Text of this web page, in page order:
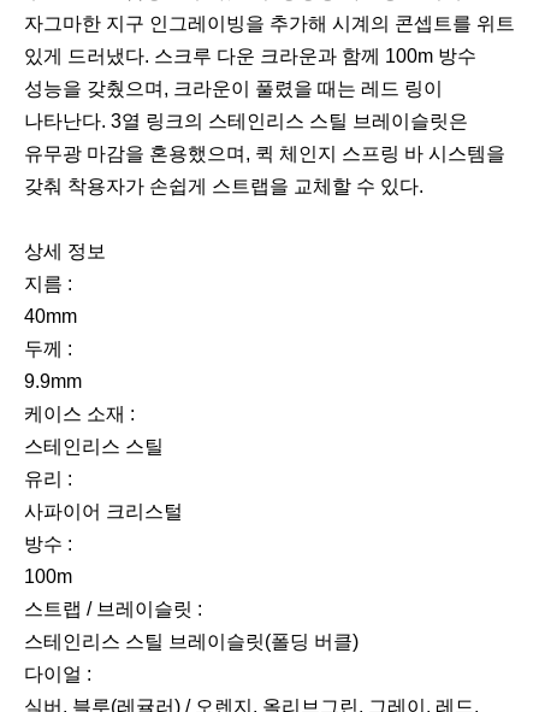
자그마한 지구 인그레이빙을 추가해 시계의 콘셉트를 위트
있게 드러냈다. 스크루 다운 크라운과 함께 100m 방수
성능을 갖췄으며, 크라운이 풀렸을 때는 레드 링이
나타난다. 3열 링크의 스테인리스 스틸 브레이슬릿은
유무광 마감을 혼용했으며, 퀵 체인지 스프링 바 시스템을
갖춰 착용자가 손쉽게 스트랩을 교체할 수 있다.
다
음
상세 정보
지름 :
40mm
두께 :
9.9mm
케이스 소재 :
스테인리스 스틸
유리 :
사파이어 크리스털
방수 :
100m
스트랩 / 브레이슬릿 :
스테인리스 스틸 브레이슬릿(폴딩 버클)
다이얼 :
실버, 블루(레귤러) / 오렌지, 올리브그린, 그레이, 레드,